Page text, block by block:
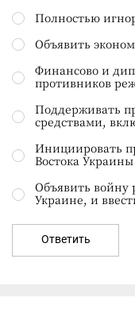
Полностью
Объявить
Финансово и
противников
Поддерживать
средствами,
Инициировать
Востока Украины
Объявить войну
Украине, и
Ответить